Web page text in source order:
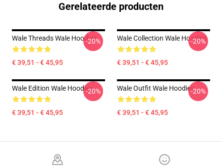
Gerelateerde producten
Wale Threads Wale Hoodies
€ 39,51 - € 45,95
-20% Wale Collection Wale Hoodies
€ 39,51 - € 45,95
-20%
Wale Edition Wale Hoodies
€ 39,51 - € 45,95
-20% Wale Outfit Wale Hoodies
€ 39,51 - € 45,95
-20%